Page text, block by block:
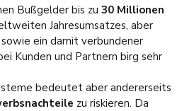
Bußgelder bis zu 30 Millionen
Jahresumsatzes, aber
sowie ein damit verbundener
Kunden und Partnern birg sehr
bedeutet aber andererseits
zu riskieren. Da